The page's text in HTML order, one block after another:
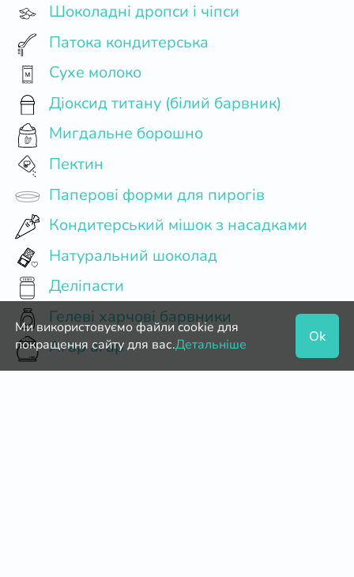
Шоколадні дропси і чіпси
Патока кондитерська
Сухе молоко
Діоксид титану (білий барвник)
Мигдальне борошно
Пектин
Паперові форми для пирогів
Кондитерський мішок з насадками
Натуральний шоколад
Деліпасти
Гелеві харчові барвники
Агар агар
Підставки для тортів
Ми використовуємо файли cookie для
покращення сайту для вас.Детальніше Ok